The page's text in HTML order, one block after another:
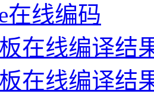
在线编码
在线编译结
在线编译结